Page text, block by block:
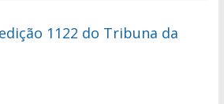
1122 do Tribuna da